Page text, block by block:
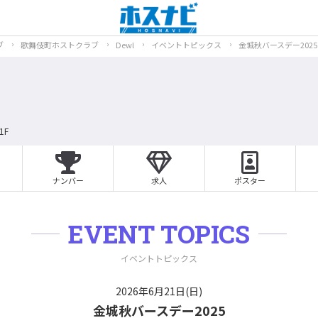
歌舞伎町ホストクラブ Dewl イベントトピックス 金城秋バースデー2025
ナンバー 求人 ポスター
EVENT TOPICS
イベントトピックス
2026年6月21日(日)
金城秋バースデー2025